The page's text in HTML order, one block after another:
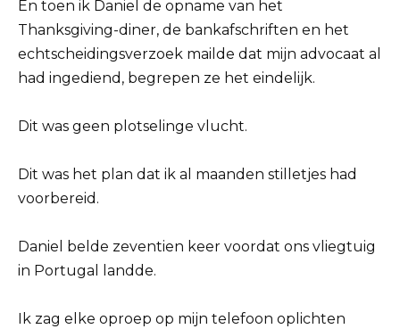
En toen ik Daniel de opname van het
Thanksgiving-diner, de bankafschriften en het
echtscheidingsverzoek mailde dat mijn advocaat al
had ingediend, begrepen ze het eindelijk.
Dit was geen plotselinge vlucht.
Dit was het plan dat ik al maanden stilletjes had
voorbereid.
Daniel belde zeventien keer voordat ons vliegtuig
in Portugal landde.
Ik zag elke oproep op mijn telefoon oplichten